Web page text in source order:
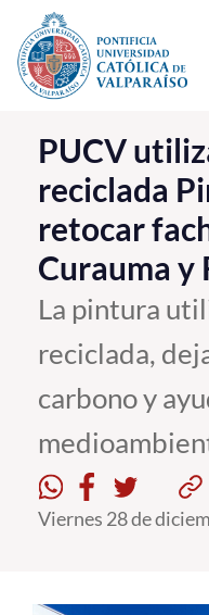
Click acá para ir
La Universidad
Investigación,
PUCV Internacional
Vinculación con el
Admisión
Pregrado
Postgrado
Formación Continua
PUCV
reciclada
retocar
Curauma y
La pintura
reciclada,
carbono y
Viernes 28 de